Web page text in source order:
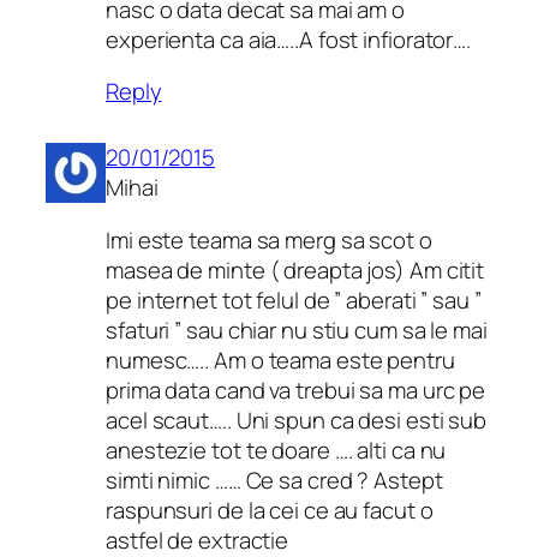
nasc o data decat sa mai am o
experienta ca aia…..A fost infiorator….
Reply
20/01/2015
Mihai
Imi este teama sa merg sa scot o
masea de minte ( dreapta jos) Am citit
pe internet tot felul de ” aberati ” sau ”
sfaturi ” sau chiar nu stiu cum sa le mai
numesc….. Am o teama este pentru
prima data cand va trebui sa ma urc pe
acel scaut….. Uni spun ca desi esti sub
anestezie tot te doare …. alti ca nu
simti nimic …… Ce sa cred ? Astept
raspunsuri de la cei ce au facut o
astfel de extractie